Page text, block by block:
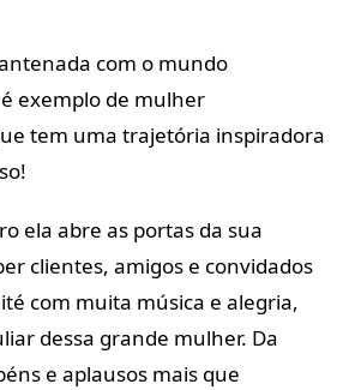
com o mundo
exemplo de mulher
tem uma trajetória inspiradora
ela abre as portas da sua
clientes, amigos e convidados
com muita música e alegria,
dessa grande mulher. Da
e aplausos mais que